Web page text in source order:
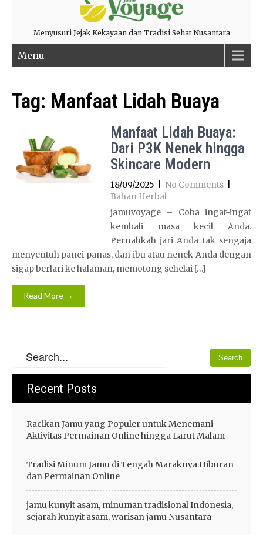
Menyusuri Jejak Kekayaan dan Tradisi Sehat Nusantara
Menu
Tag: Manfaat Lidah Buaya
Manfaat Lidah Buaya:
Dari P3K Nenek hingga
Skincare Modern
18/09/2025 No Comments
Bahan Herbal
jamuvoyage – Coba ingat-ingat
kembali masa kecil Anda.
Pernahkah jari Anda tak sengaja
menyentuh panci panas, dan ibu atau nenek Anda dengan
sigap berlari ke halaman, memotong sehelai […]
Read More →
Recent Posts
Racikan Jamu yang Populer untuk Menemani
Aktivitas Permainan Online hingga Larut Malam
Tradisi Minum Jamu di Tengah Maraknya Hiburan
dan Permainan Online
jamu kunyit asam, minuman tradisional Indonesia,
sejarah kunyit asam, warisan jamu Nusantara